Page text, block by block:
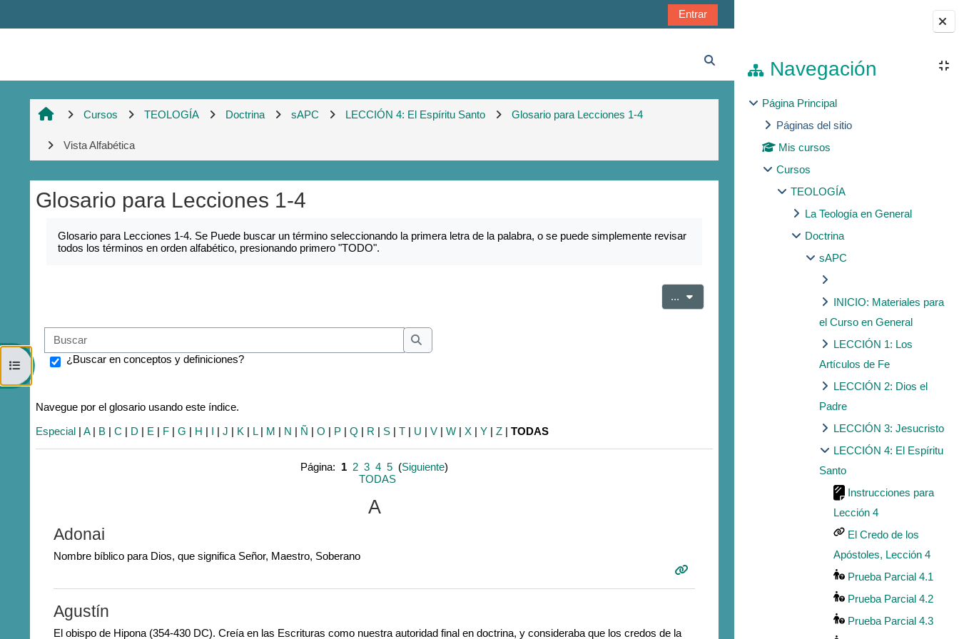
Bloques
Navegación
Página Principal
Páginas del sitio
Mis cursos
Cursos
TEOLOGÍA
La Teología en General
Doctrina
sAPC
INICIO: Materiales para
el Curso en General
LECCIÓN 1: Los
Artículos de Fe
LECCIÓN 2: Dios el
Padre
LECCIÓN 3: Jesucristo
LECCIÓN 4: El Espíritu
Santo
Instrucciones para
Lección 4
El Credo de los
Apóstoles, Lección 4
Prueba Parcial 4.1
Prueba Parcial 4.2
Prueba Parcial 4.3
Entrar
Selector de búsqueda de entrada
Abrir índice del curso
Cursos TEOLOGÍA Doctrina sAPC LECCIÓN 4: El Espíritu Santo Glosario para Lecciones 1-4
Vista Alfabética
Glosario para Lecciones 1-4
Glosario para Lecciones 1-4. Se Puede buscar un término seleccionando la primera letra de la palabra, o se puede simplemente revisar
todos los términos en orden alfabético, presionando primero "TODO".
... Exportar entradas
Buscar
Buscar
¿Buscar en conceptos y definiciones?
Navegue por el glosario usando este índice.
Especial |A| B |C | D | E | F |G | H | I |J | K | L| M | N | Ñ |O | P |Q | R | S |T | U |V |W |X |Y |Z |TODAS
Página: 1 2 3 4 5 (Siguiente)
TODAS
A
Adonai
Nombre bíblico para Dios, que significa Señor, Maestro, Soberano
Agustín
El obispo de Hipona (354-430 DC). Creía en las Escrituras como nuestra autoridad final en doctrina, y consideraba que los credos de la